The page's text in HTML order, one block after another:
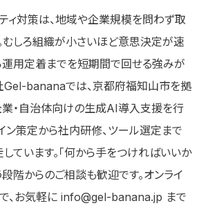
ィ対策は、地域や企業規模を問わず取
むしろ組織が小さいほど意思決定が速
運用定着までを短期間で回せる強みが
Gel-bananaでは、京都府福知山市を拠
・自治体向けの生成AI導入支援を行
ン策定から社内研修、ツール選定まで
しています。「何から手をつければいいか
段階からのご相談も歓迎です。オンライ
、お気軽に info@gel-banana.jp まで